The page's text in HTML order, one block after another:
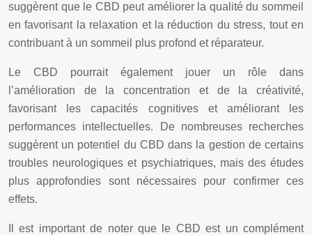
suggèrent que le CBD peut améliorer la qualité du sommeil
en favorisant la relaxation et la réduction du stress, tout en
contribuant à un sommeil plus profond et réparateur.
Le CBD pourrait également jouer un rôle dans
l’amélioration de la concentration et de la créativité,
favorisant les capacités cognitives et améliorant les
performances intellectuelles. De nombreuses recherches
suggèrent un potentiel du CBD dans la gestion de certains
troubles neurologiques et psychiatriques, mais des études
plus approfondies sont nécessaires pour confirmer ces
effets.
Il est important de noter que le CBD est un complément